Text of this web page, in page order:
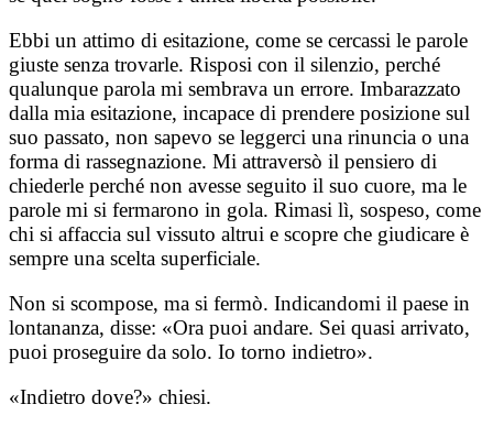
Ebbi un attimo di esitazione, come se cercassi le parole
giuste senza trovarle. Risposi con il silenzio, perché
qualunque parola mi sembrava un errore. Imbarazzato
dalla mia esitazione, incapace di prendere posizione sul
suo passato, non sapevo se leggerci una rinuncia o una
forma di rassegnazione. Mi attraversò il pensiero di
chiederle perché non avesse seguito il suo cuore, ma le
parole mi si fermarono in gola. Rimasi lì, sospeso, come
chi si affaccia sul vissuto altrui e scopre che giudicare è
sempre una scelta superficiale.
Non si scompose, ma si fermò. Indicandomi il paese in
lontananza, disse: «Ora puoi andare. Sei quasi arrivato,
puoi proseguire da solo. Io torno indietro».
«Indietro dove?» chiesi.